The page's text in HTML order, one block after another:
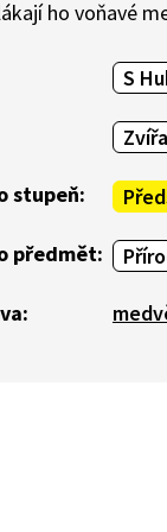
ho voňavé
S
stupeň:
předmět: